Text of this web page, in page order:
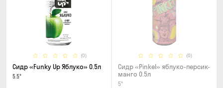
(0)
Сидр «Funky Up Яблуко» 0.5л
5.5°
(0)
Сидр «Pinkel» яблуко-персик-
манго 0.5л
5°